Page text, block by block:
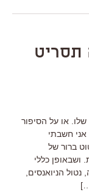
תסריט
או על הסיפור
חשבתי
ברור של
ושבאופן כללי
הניואנסים,